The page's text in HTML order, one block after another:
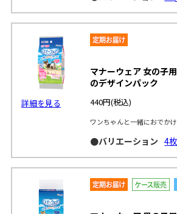
詳細を見る
マナーウェア 女の子
のデザインパック
440円(税込)
ワンちゃんと一緒におでか
●バリエーション 4枚